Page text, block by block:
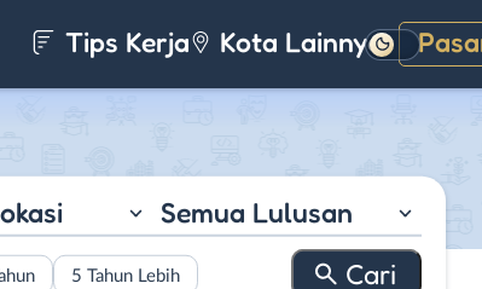
Tips Kerja Kota LainnyaGelap
Semua Lulusan
5 Tahun Lebih